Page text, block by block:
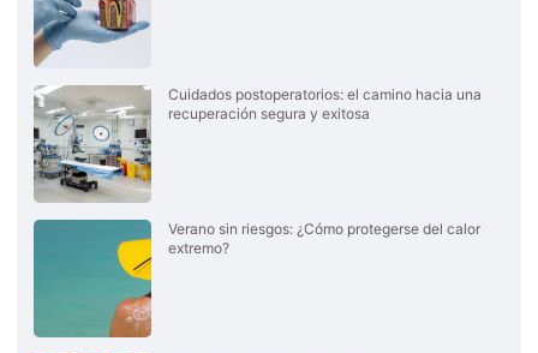
Cuidados postoperatorios: el camino hacia una
recuperación segura y exitosa
Verano sin riesgos: ¿Cómo protegerse del calor
extremo?